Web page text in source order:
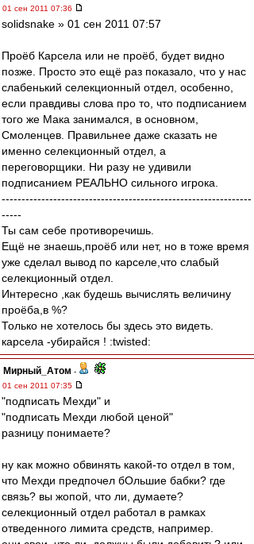
01 сен 2011 07:36
solidsnake » 01 сен 2011 07:57
Проёб Карсела или не проёб, будет видно
позже. Просто это ещё раз показало, что у нас
слабенький селекционный отдел, особенно,
если правдивы слова про то, что подписанием
того же Мака занимался, в основном,
Смоленцев. Правильнее даже сказать не
именно селекционный отдел, а
переговорщики. Ни разу не удивили
подписанием РЕАЛЬНО сильного игрока.
---------------------------------------------------------------
-----
Ты сам себе противоречишь.
Ещё не знаешь,проёб или нет, но в тоже время
уже сделал вывод по карселе,что слабый
селекционный отдел.
Интересно ,как будешь вычислять величину
проёба,в %?
Только не хотелось бы здесь это видеть.
карсела -убирайся ! :twisted:
Мирный_Атом -
01 сен 2011 07:35
"подписать Мехди" и
"подписать Мехди любой ценой"
разницу понимаете?
ну как можно обвинять какой-то отдел в том,
что Мехди предпочел бОльшие бабки? где
связь? вы жопой, что ли, думаете?
селекционный отдел работал в рамках
отведенного лимита средств, например.